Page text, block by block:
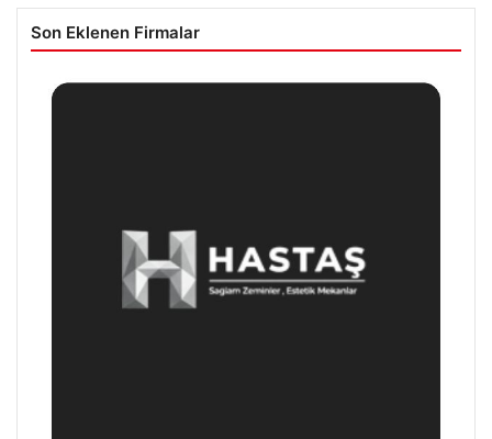
Son Eklenen Firmalar